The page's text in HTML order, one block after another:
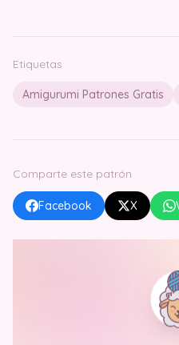
Etiquetas
Amigurumi Patrones Gratis
Comparte este patrón
Facebook X